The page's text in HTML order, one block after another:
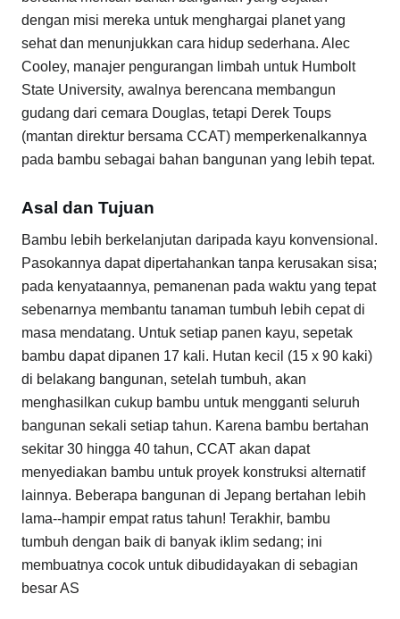
dengan misi mereka untuk menghargai planet yang
sehat dan menunjukkan cara hidup sederhana. Alec
Cooley, manajer pengurangan limbah untuk Humbolt
State University, awalnya berencana membangun
gudang dari cemara Douglas, tetapi Derek Toups
(mantan direktur bersama CCAT) memperkenalkannya
pada bambu sebagai bahan bangunan yang lebih tepat.
Asal dan Tujuan
Bambu lebih berkelanjutan daripada kayu konvensional.
Pasokannya dapat dipertahankan tanpa kerusakan sisa;
pada kenyataannya, pemanenan pada waktu yang tepat
sebenarnya membantu tanaman tumbuh lebih cepat di
masa mendatang. Untuk setiap panen kayu, sepetak
bambu dapat dipanen 17 kali. Hutan kecil (15 x 90 kaki)
di belakang bangunan, setelah tumbuh, akan
menghasilkan cukup bambu untuk mengganti seluruh
bangunan sekali setiap tahun. Karena bambu bertahan
sekitar 30 hingga 40 tahun, CCAT akan dapat
menyediakan bambu untuk proyek konstruksi alternatif
lainnya. Beberapa bangunan di Jepang bertahan lebih
lama--hampir empat ratus tahun! Terakhir, bambu
tumbuh dengan baik di banyak iklim sedang; ini
membuatnya cocok untuk dibudidayakan di sebagian
besar AS